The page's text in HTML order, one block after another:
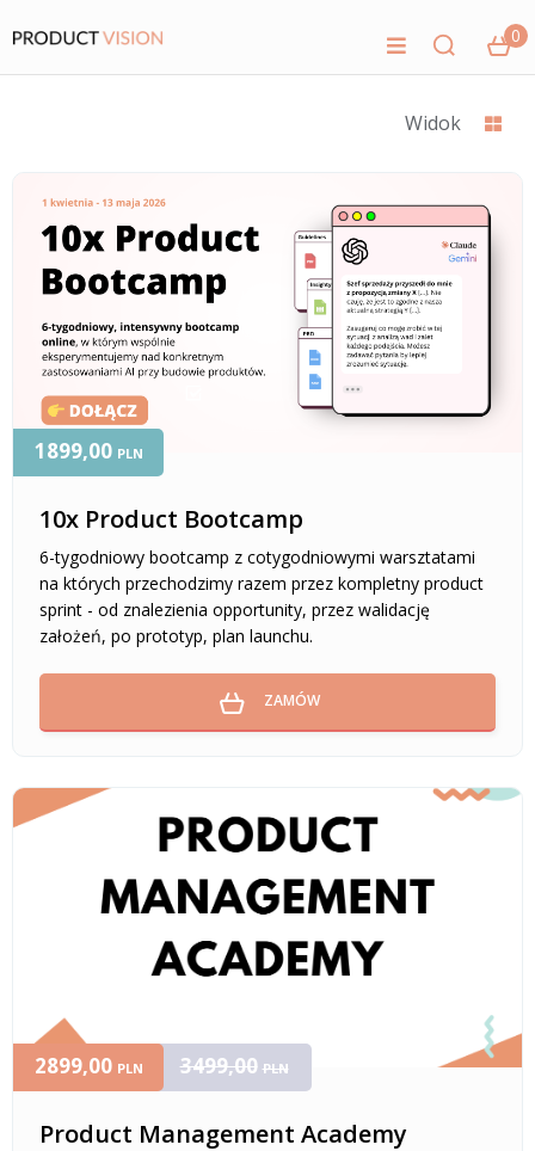
0
Widok
10x Product Bootcamp
6-tygodniowy bootcamp z cotygodniowymi warsztatami
na których przechodzimy razem przez kompletny product
sprint - od znalezienia opportunity, przez walidację
założeń, po prototyp, plan launchu.
1899,00 PLN
ZAMÓW
Product Management Academy
2899,00 PLN 3499,00 PLN